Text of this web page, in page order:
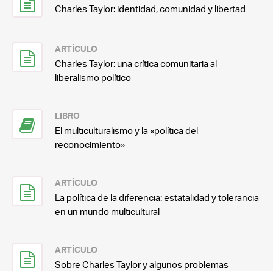
Charles Taylor: identidad, comunidad y libertad
ARTÍCULO
Charles Taylor: una crítica comunitaria al
liberalismo político
LIBRO
El multiculturalismo y la «política del
reconocimiento»
ARTÍCULO
La política de la diferencia: estatalidad y tolerancia
en un mundo multicultural
ARTÍCULO
Sobre Charles Taylor y algunos problemas